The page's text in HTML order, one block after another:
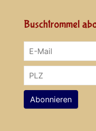
Buschtrommel
Abonnieren